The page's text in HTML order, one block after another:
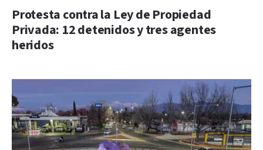
Protesta contra la Ley de Propiedad
Privada: 12 detenidos y tres agentes
heridos